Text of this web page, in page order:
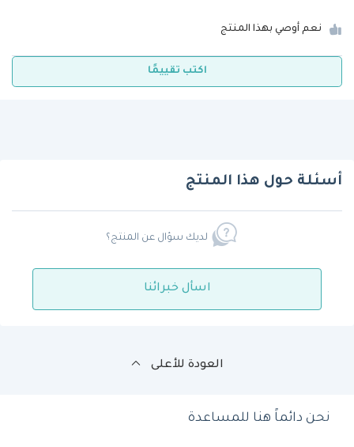
نعم أوصي بهذا المنتج
اكتب تقييمًا
أسئلة حول هذا المنتج
لديك سؤال عن المنتج؟
اسأل خبرائنا
العودة للأعلى
نحن دائماً هنا للمساعدة